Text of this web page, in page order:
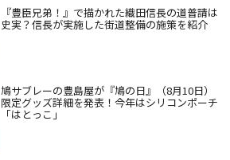
『豊臣兄弟！』で描かれた織田信長の道普請は
史実？信長が実施した街道整備の施策を紹介
鳩サブレーの豊島屋が『鳩の日』（8月10日）
限定グッズ詳細を発表！今年はシリコンポーチ
「はとっこ」